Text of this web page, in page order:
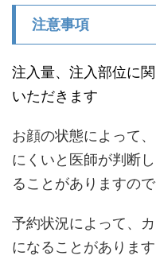
注意事項
注入量、注入部位に
いただきます
お顔の状態によって
にくいと医師が判断
ることがありますの
予約状況によって、
になることがあります